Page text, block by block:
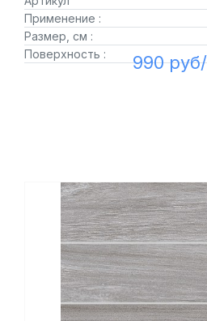
Применение :
Размер, см :
Поверхность :
990